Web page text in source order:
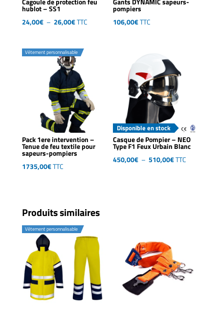
hublot – SS1
24,00€ – 26,00€Plage
prix :
24,00€
à
26,00€
TTC
pompiers
106,00€TTC
Vêtement personnalisable
Pack 1ere intervention –
Tenue de feu textile pour
sapeurs-pompiers
1735,00€TTC
Disponible en stock
Casque de Pompier – NEO
Type F1 Feux Urbain Blanc
450,00€ – 510,00€Plage
TTC
Produits similaires
Vêtement personnalisable